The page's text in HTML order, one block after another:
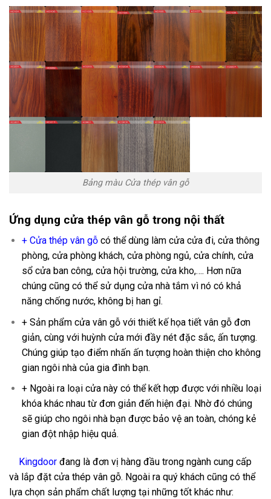
Bảng màu Cửa thép vân gỗ
Ứng dụng cửa thép vân gỗ trong nội thất
+ Cửa thép vân gỗ có thể dùng làm cửa cửa đi, cửa thông
phòng, cửa phòng khách, cửa phòng ngủ, cửa chính, cửa
sổ cửa ban công, cửa hội trường, cửa kho,…. Hơn nữa
chúng cũng có thể sử dụng cửa nhà tắm vì nó có khả
năng chống nước, không bị han gỉ.
+ Sản phẩm cửa vân gỗ với thiết kế họa tiết vân gỗ đơn
giản, cùng với huỳnh cửa mới đầy nét đặc sắc, ấn tượng.
Chúng giúp tạo điểm nhấn ấn tượng hoàn thiện cho không
gian ngôi nhà của gia đình bạn.
+ Ngoài ra loại cửa này có thể kết hợp được với nhiều loại
khóa khác nhau từ đơn giản đến hiện đại. Nhờ đó chúng
sẽ giúp cho ngôi nhà bạn được bảo vệ an toàn, chóng kẻ
gian đột nhập hiệu quả.
Kingdoor đang là đơn vị hàng đầu trong ngành cung cấp
và lắp đặt cửa thép vân gỗ. Ngoài ra quý khách cũng có thể
lựa chọn sản phẩm chất lượng tại những tốt khác như: